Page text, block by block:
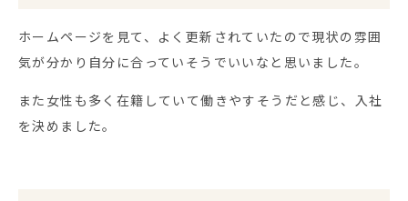
ホームページを見て、よく更新されていたので現状の雰囲
気が分かり自分に合っていそうでいいなと思いました。
また女性も多く在籍していて働きやすそうだと感じ、入社
を決めました。